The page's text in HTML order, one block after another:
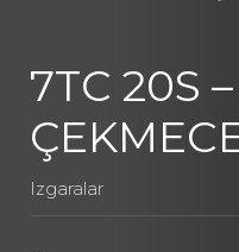
7TC 20S
Izgaralar